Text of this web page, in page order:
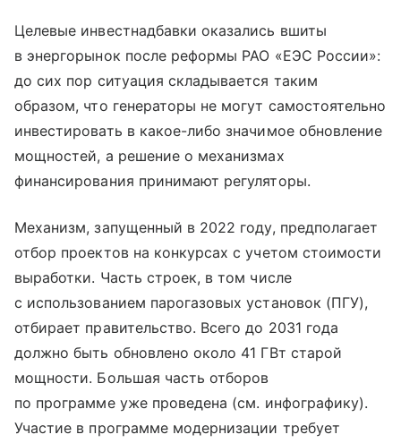
Целевые инвестнадбавки оказались вшиты
в энергорынок после реформы РАО «ЕЭС России»:
до сих пор ситуация складывается таким
образом, что генераторы не могут самостоятельно
инвестировать в какое-либо значимое обновление
мощностей, а решение о механизмах
финансирования принимают регуляторы.
Механизм, запущенный в 2022 году, предполагает
отбор проектов на конкурсах с учетом стоимости
выработки. Часть строек, в том числе
с использованием парогазовых установок (ПГУ),
отбирает правительство. Всего до 2031 года
должно быть обновлено около 41 ГВт старой
мощности. Большая часть отборов
по программе уже проведена (см. инфографику).
Участие в программе модернизации требует